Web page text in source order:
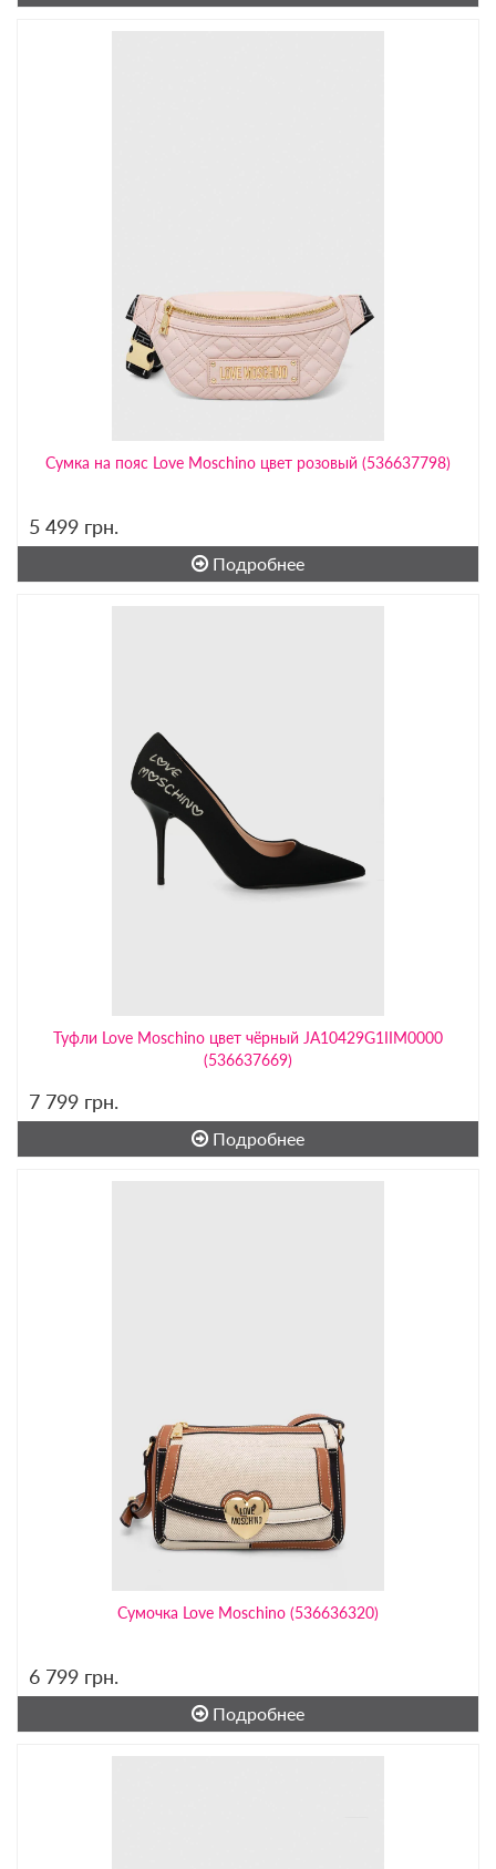
Сумка на пояс Love Moschino цвет розовый (536637798)
5 499 грн.
Подробнее
Туфли Love Moschino цвет чёрный JA10429G1IIM0000
(536637669)
7 799 грн.
Подробнее
Сумочка Love Moschino (536636320)
6 799 грн.
Подробнее